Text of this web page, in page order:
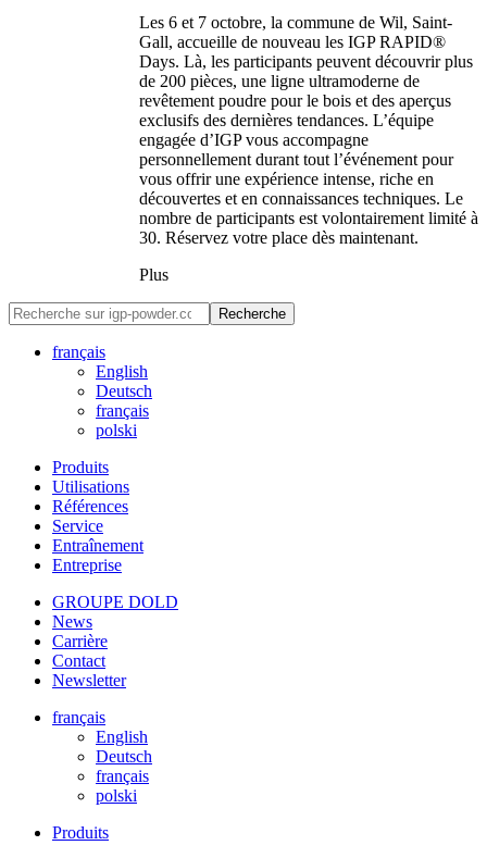
Les 6 et 7 octobre, la commune de Wil, Saint-
Gall, accueille de nouveau les IGP RAPID®
Days. Là, les participants peuvent découvrir plus
de 200 pièces, une ligne ultramoderne de
revêtement poudre pour le bois et des aperçus
exclusifs des dernières tendances. L’équipe
engagée d’IGP vous accompagne
personnellement durant tout l’événement pour
vous offrir une expérience intense, riche en
découvertes et en connaissances techniques. Le
nombre de participants est volontairement limité à
30. Réservez votre place dès maintenant.
Plus
Recherche
français
English
Deutsch
français
polski
Produits
Utilisations
Références
Service
Entraînement
Entreprise
GROUPE DOLD
News
Carrière
Contact
Newsletter
français
English
Deutsch
français
polski
Produits